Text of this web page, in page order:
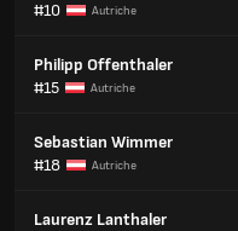
#10
Autriche
Philipp Offenthaler
#15
Autriche
Sebastian Wimmer
#18
Autriche
Laurenz Lanthaler